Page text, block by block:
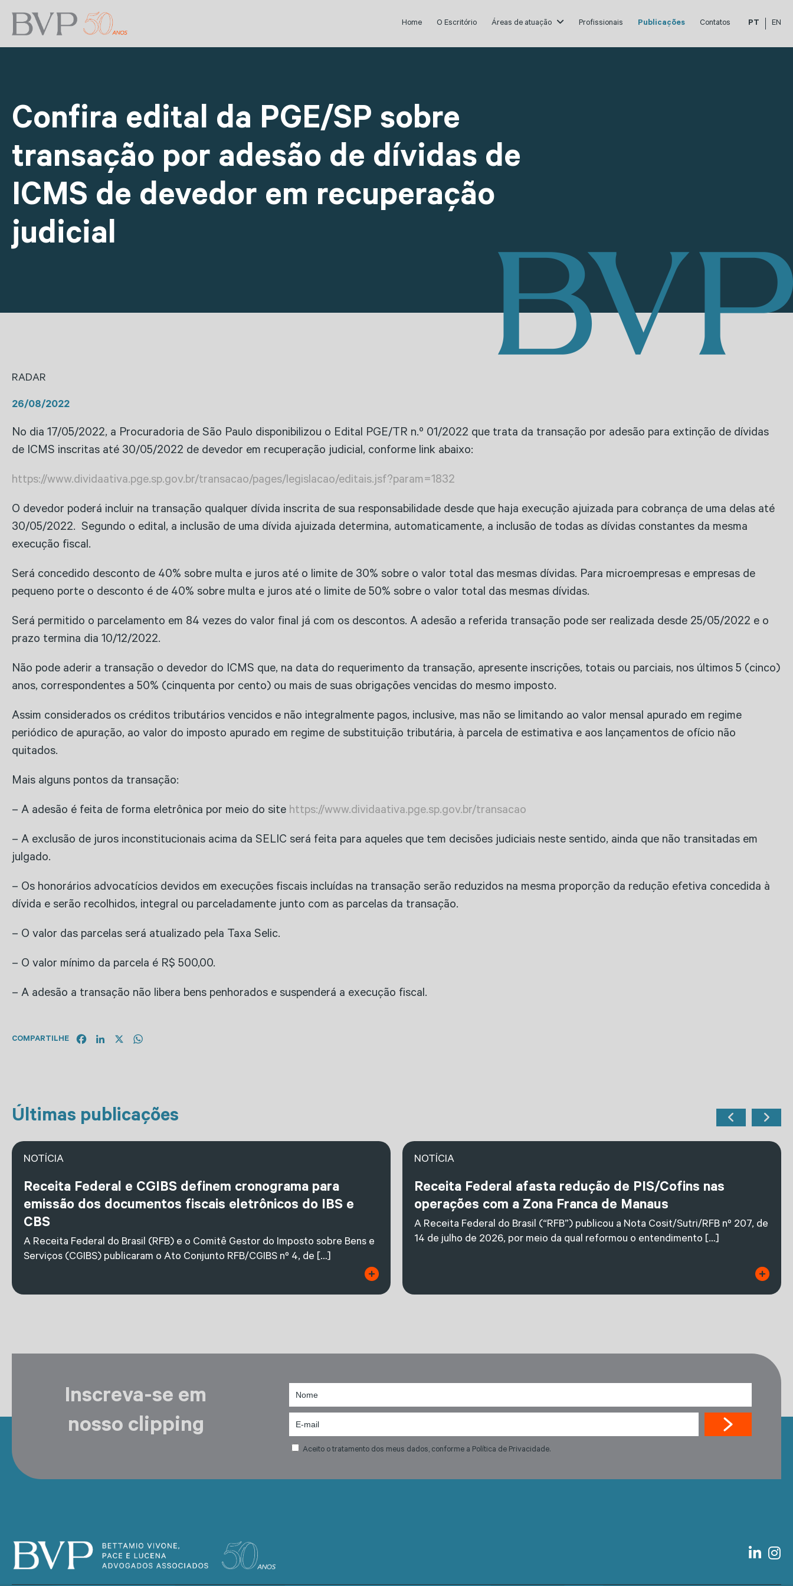
Home O Escritório Áreas de atuação Profissionais Publicações Contatos PT EN
Confira edital da PGE/SP sobre
transação por adesão de dívidas de
ICMS de devedor em recuperação
judicial
RADAR
26/08/2022
No dia 17/05/2022, a Procuradoria de São Paulo disponibilizou o Edital PGE/TR n.º 01/2022 que trata da transação por adesão para extinção de dívidas
de ICMS inscritas até 30/05/2022 de devedor em recuperação judicial, conforme link abaixo:
https://www.dividaativa.pge.sp.gov.br/transacao/pages/legislacao/editais.jsf?param=1832
O devedor poderá incluir na transação qualquer dívida inscrita de sua responsabilidade desde que haja execução ajuizada para cobrança de uma delas até
30/05/2022. Segundo o edital, a inclusão de uma dívida ajuizada determina, automaticamente, a inclusão de todas as dívidas constantes da mesma
execução fiscal.
Será concedido desconto de 40% sobre multa e juros até o limite de 30% sobre o valor total das mesmas dívidas. Para microempresas e empresas de
pequeno porte o desconto é de 40% sobre multa e juros até o limite de 50% sobre o valor total das mesmas dívidas.
Será permitido o parcelamento em 84 vezes do valor final já com os descontos. A adesão a referida transação pode ser realizada desde 25/05/2022 e o
prazo termina dia 10/12/2022.
Não pode aderir a transação o devedor do ICMS que, na data do requerimento da transação, apresente inscrições, totais ou parciais, nos últimos 5 (cinco)
anos, correspondentes a 50% (cinquenta por cento) ou mais de suas obrigações vencidas do mesmo imposto.
Assim considerados os créditos tributários vencidos e não integralmente pagos, inclusive, mas não se limitando ao valor mensal apurado em regime
periódico de apuração, ao valor do imposto apurado em regime de substituição tributária, à parcela de estimativa e aos lançamentos de ofício não
quitados.
Mais alguns pontos da transação:
– A adesão é feita de forma eletrônica por meio do site https://www.dividaativa.pge.sp.gov.br/transacao
– A exclusão de juros inconstitucionais acima da SELIC será feita para aqueles que tem decisões judiciais neste sentido, ainda que não transitadas em
julgado.
– Os honorários advocatícios devidos em execuções fiscais incluídas na transação serão reduzidos na mesma proporção da redução efetiva concedida à
dívida e serão recolhidos, integral ou parceladamente junto com as parcelas da transação.
– O valor das parcelas será atualizado pela Taxa Selic.
– O valor mínimo da parcela é R$ 500,00.
– A adesão a transação não libera bens penhorados e suspenderá a execução fiscal.
COMPARTILHE FacebookLinkedIn
Últimas publicações
NOTÍCIA
Receita Federal e CGIBS definem cronograma para
emissão dos documentos fiscais eletrônicos do IBS e
CBS
A Receita Federal do Brasil (RFB) e o Comitê Gestor do Imposto sobre Bens e
Serviços (CGIBS) publicaram o Ato Conjunto RFB/CGIBS nº 4, de […]
NOTÍCIA
Receita Federal afasta redução de PIS/Cofins nas
operações com a Zona Franca de Manaus
A Receita Federal do Brasil (“RFB”) publicou a Nota Cosit/Sutri/RFB nº 207, de
14 de julho de 2026, por meio da qual reformou o entendimento […]
Inscreva-se em
nosso clipping
Aceito o tratamento dos meus dados, conforme a Política de Privacidade.